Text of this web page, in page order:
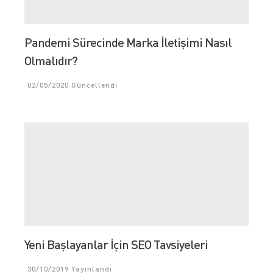
Pandemi Sürecinde Marka İletişimi Nasıl
Olmalıdır?
02/05/2020 Güncellendi
Yeni Başlayanlar İçin SEO Tavsiyeleri
30/10/2019 Yayınlandı